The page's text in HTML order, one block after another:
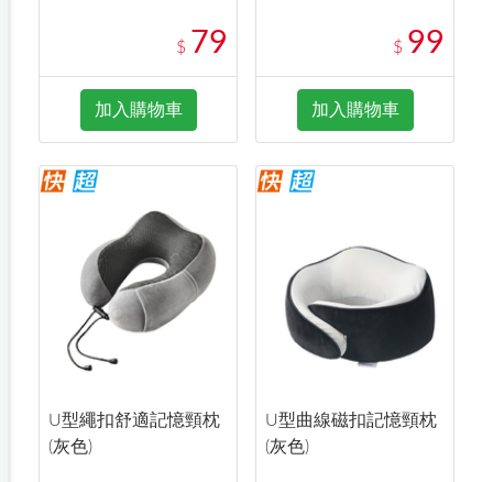
$ 79
加入購物車
$ 99
加入購物車
U型繩扣舒適記憶頸枕
(灰色)
U型曲線磁扣記憶頸枕
(灰色)